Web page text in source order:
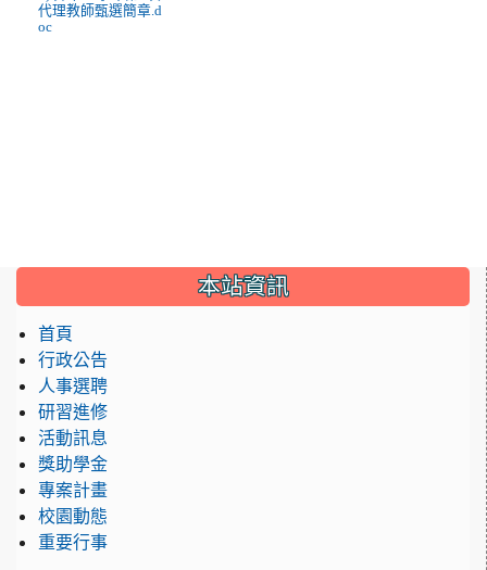
代理教師甄選簡章.d
oc
::: 本站資訊
首頁
行政公告
人事選聘
研習進修
活動訊息
獎助學金
專案計畫
校園動態
重要行事